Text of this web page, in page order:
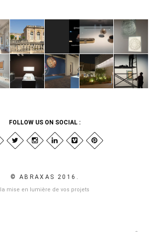
FOLLOW US ON SOCIAL :
© ABRAXAS 2016.
la mise en lumière de vos projets